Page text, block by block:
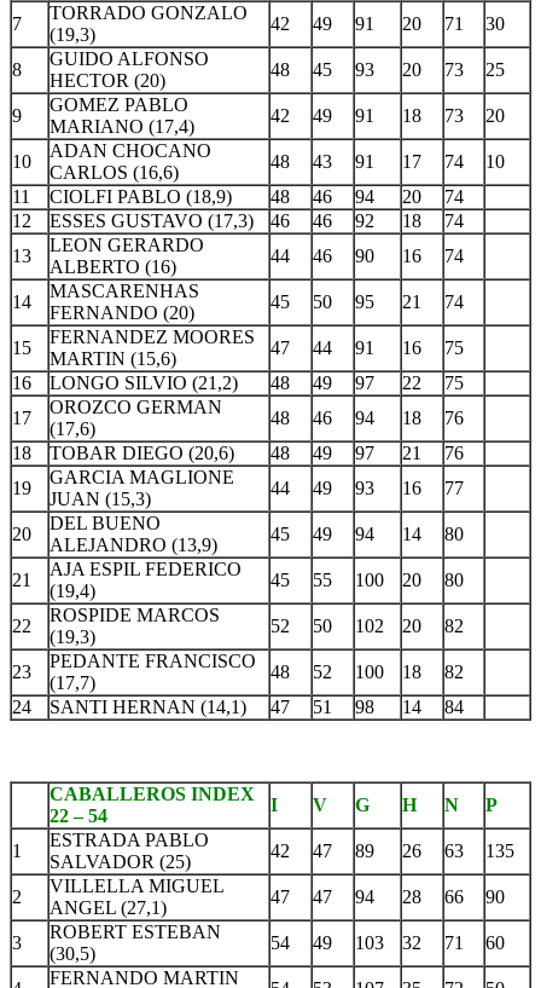
7
TORRADO GONZALO
(19,3)
42 49 91 20 71 30
8
GUIDO ALFONSO
HECTOR (20)
48 45 93 20 73 25
9
GOMEZ PABLO
MARIANO (17,4)
42 49 91 18 73 20
10
ADAN CHOCANO
CARLOS (16,6)
48 43 91 17 74
10
11
CIOLFI PABLO (18,9) 48 46 94 20
74
12
ESSES GUSTAVO (17,3) 46 46 92 18
74
13
LEON GERARDO
ALBERTO (16)
44 46 90 16 74
14
MASCARENHAS
FERNANDO (20)
45 50 95 21 74
15
FERNANDEZ MOORES
MARTIN (15,6)
47 44 91 16
75
16
LONGO SILVIO (21,2) 48 49 97 22
75
17
OROZCO GERMAN
(17,6)
48 46 94 18
76
18
TOBAR DIEGO (20,6) 48 49 97 21
76
19
GARCIA MAGLIONE
JUAN (15,3)
44 49 93 16 77
20
DEL BUENO
ALEJANDRO (13,9)
45 49 94 14 80
21
AJA ESPIL FEDERICO
(19,4)
45 55 100 20 80
22
ROSPIDE MARCOS
(19,3)
52 50 102 20 82
23
PEDANTE FRANCISCO
(17,7)
48 52 100 18
82
24
SANTI HERNAN (14,1) 47 51 98 14 84
CABALLEROS INDEX
22 – 54
I V G H N P
1
ESTRADA PABLO
SALVADOR (25)
42 47 89 26 63 135
2
VILLELLA MIGUEL
ANGEL (27,1)
47 47 94 28 66 90
3
ROBERT ESTEBAN
(30,5)
54 49 103 32 71 60
FERNANDO MARTIN